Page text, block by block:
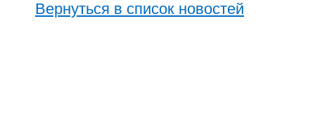
Вернуться в список новостей